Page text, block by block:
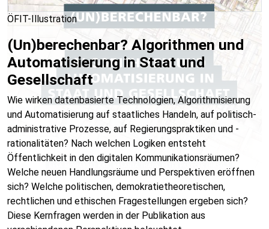
ÖFIT-Illustration
(Un)berechenbar? Algorithmen und
Automatisierung in Staat und
Gesellschaft
Wie wirken datenbasierte Technologien, Algorithmisierung
und Automatisierung auf staatliches Handeln, auf politisch-
administrative Prozesse, auf Regierungspraktiken und -
rationalitäten? Nach welchen Logiken entsteht
Öffentlichkeit in den digitalen Kommunikationsräumen?
Welche neuen Handlungsräume und Perspektiven eröffnen
sich? Welche politischen, demokratietheoretischen,
rechtlichen und ethischen Fragestellungen ergeben sich?
Diese Kernfragen werden in der Publikation aus